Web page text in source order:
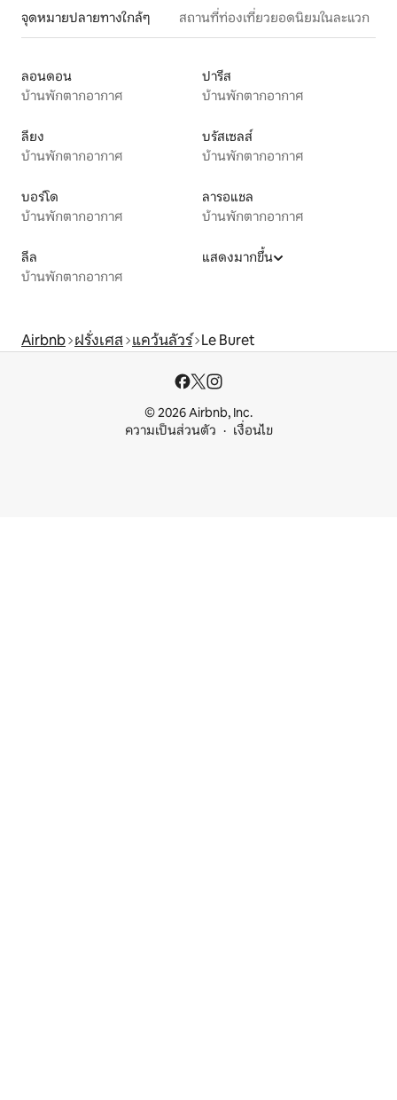
จุดหมายปลายทางใกล้ๆ สถานที่ท่องเที่ยวยอดนิยมในละแวก
ลอนดอน
บ้านพักตากอากาศ
ปารีส
บ้านพักตากอากาศ
ลียง
บ้านพักตากอากาศ
บรัสเซลส์
บ้านพักตากอากาศ
บอร์โด
บ้านพักตากอากาศ
ลารอแชล
บ้านพักตากอากาศ
ลีล
บ้านพักตากอากาศ
แสดงมากขึ้น
Airbnb ฝรั่งเศส แคว้นลัวร์ Le Buret
© 2026 Airbnb, Inc.
ความเป็นส่วนตัว
เงื่อนไข